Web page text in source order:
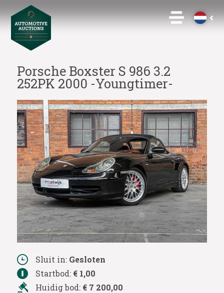
Porsche Boxster S 986 3.2
252PK 2000 -Youngtimer-
Sluit in: Gesloten
Startbod: € 1,00
Huidig bod: € 7 200,00